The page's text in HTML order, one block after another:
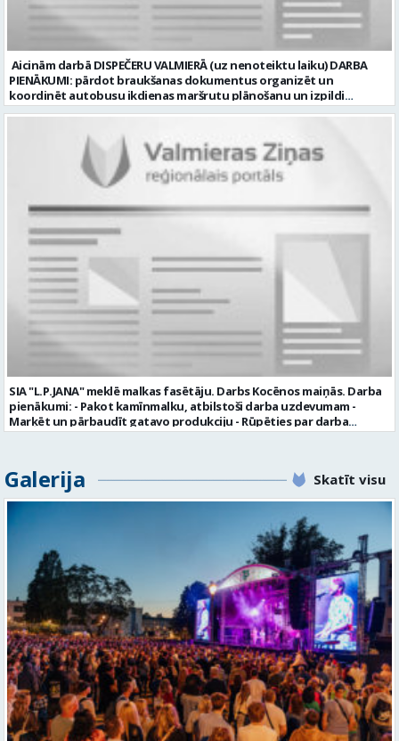
CV lūdzam sūtīt uz e-pastu: vbrugis@inbox.lv
Aicinām darbā DISPEČERU VALMIERĀ (uz nenoteiktu laiku) DARBA
PIENĀKUMI: pārdot braukšanas dokumentus organizēt un
koordinēt autobusu ikdienas maršrutu plānošanu un izpildi
nodrošināt autobusu vadītāju dienas darba uzdevumu
profesionālā izglītība augsta atbildības sajūta, precizitāte un labas
komunikācijas spējas labas iemaņas darbā ar datoru un
elektronisko kases aparātu UZŅĒMUMS PIEDĀVĀ: darbu stabilā
uzņēmumā darba laiku: maiņu grafiks (1. dežūra no plkst. 05.20 līdz
plkst. 16.20 un 2.dežūra no plkst. 12.50-21.00) darba samaksu sākot no
1100 līdz 1250 EUR (pirms nodokļu nomaksas) pilnas sociālās
garantijas veselības apdrošināšanas iespējas dinamisku un
profesionālu darba vidi apmācību pirms darba pienākumu
uzsākšanas CV ar norādi vakancei „dispečers Valmierā” iesniegt līdz
2026. gada 21. augustam (ieskaitot): sūtot elektroniski uz info@vtu-
valmiera.lv personīgi SIA „VTU Valmiera”, Reģ.nr. 40003004220,
„Brandeļi”, Brandeļi, Kocēnu pagasts, Valmieras novads, personāla
daļā darba dienās no plkst. 13:00 līdz 16:00. 2 nedēļu laikā pēc
konkursa termiņa beigām sazināsimies ar pretendentiem, kuri tiks
aicināti uz tikšanos klātienē. Informācijai: 29231565 * Iesniegtos
personas datus SIA “VTU VALMIERA” izmantos, lai konkursa kārtībā
viņa personas dati tiktu saglabāti SIA “VTU VALMIERA” iekšējā datu
bāzē ar mērķi tos apstrādāt citos SIA “VTU VALMIERA” personāla
atlases konkursos, tad pieteikumā vakancei lūdzam kandidātam
Valmiera, Valmieras nov. Darba laika veids: Summētais darba laiks
Darba veids: Darbinieka amats uz nenoteiktu laiku Slodze: Viena
vesela slodze Darbības joma: Pakalpojumi Pieteikto vietu skaits: 1
Līgums: Darbinieka amats uz nenoteiktu laiku Aktuāla līdz: 2026-08-
21 Kontaktpersona: CV ar norādi vakancei lūdzu sūtīt uz e-pastu
info@vtu-valmiera.lv vai iesniegt personīgi Izglītības līmenis:
Vispārējā vidējā izglītība
SIA "L.P.JANA" meklē malkas fasētāju. Darbs Kocēnos maiņās. Darba
pienākumi: - Pakot kamīnmalku, atbilstoši darba uzdevumam -
Marķēt un pārbaudīt gatavo produkciju - Rūpēties par darba
kvalitāti un kārtību darba vietā Prasības kandidātiem: - Laba fiziskā
padarītā) - Vienmēr laikā izmaksātu algu - Profesionālus un
atbalstošus kolēģus Lūgums CV sūtīt uz e- pastu:
SAIŅOŠANAS OPERATORS Algas izmaksas veids: Laika darba alga
Darba vietas adrese: LATVIJA, Gravas iela 2, Kocēni, Kocēnu pag.,
Valmieras nov. Slodze: Viena vesela slodze Darbības joma: Ražošana
Pieteikto vietu skaits: 2 Aktuāla līdz: 2027-09-07 Darba sākšanas
datums: 2026-08-17 Kontaktpersona: Davids Pavlovs
Galerija Skatīt visu